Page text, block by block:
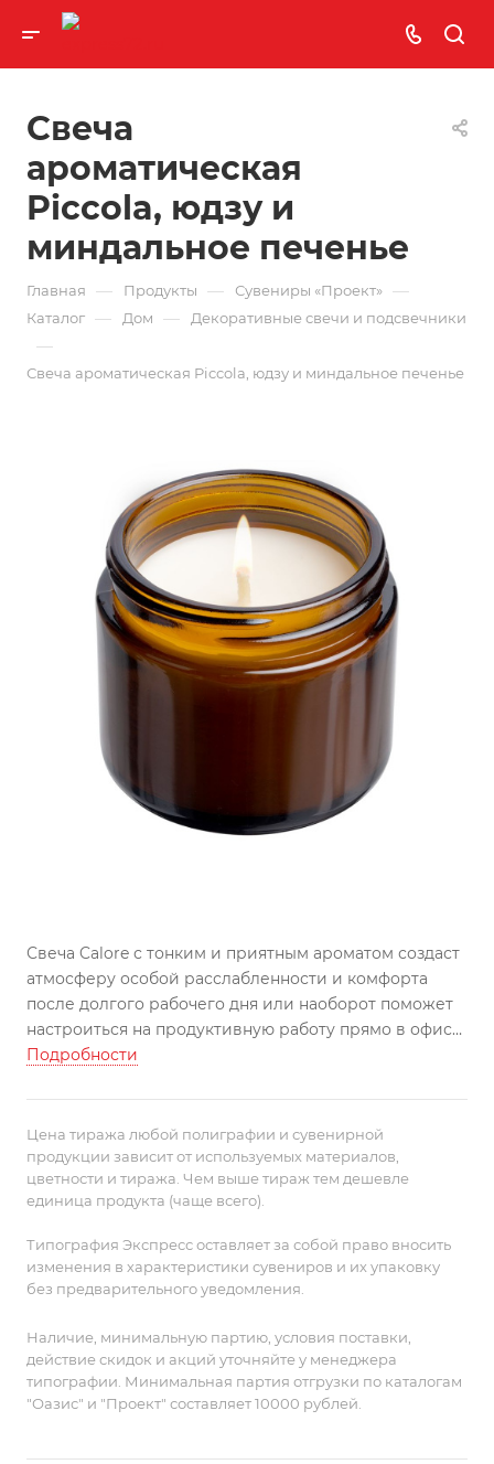
Свеча
ароматическая
Piccola, юдзу и
миндальное печенье
Главная — Продукты — Сувениры «Проект» —
Каталог — Дом — Декоративные свечи и подсвечники
—
Свеча ароматическая Piccola, юдзу и миндальное печенье
Свеча Calore с тонким и приятным ароматом создаст
атмосферу особой расслабленности и комфорта
после долгого рабочего дня или наоборот поможет
настроиться на продуктивную работу прямо в офисе.
Банка из темного стекла служит лаконичным
свечу.
Емкость 50 мл. Время горения примерно 15 часов.
Утонченная версия кондитерского аромата. Верхние
ноты: юзу, лимон, грейпфрут, миндаль, имбирь,
фисташка. Средние ноты: тропические фрукты,
бобы тонка, мускус.
Подробности
Цена тиража любой полиграфии и сувенирной
продукции зависит от используемых материалов,
цветности и тиража. Чем выше тираж тем дешевле
единица продукта (чаще всего).
Типография Экспресс оставляет за собой право вносить
изменения в характеристики сувениров и их упаковку
без предварительного уведомления.
Наличие, минимальную партию, условия поставки,
действие скидок и акций уточняйте у менеджера
типографии. Минимальная партия отгрузки по каталогам
"Оазис" и "Проект" составляет 10000 рублей.